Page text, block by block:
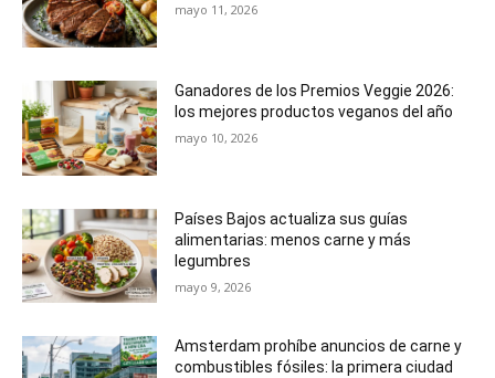
mayo 11, 2026
Ganadores de los Premios Veggie 2026:
los mejores productos veganos del año
mayo 10, 2026
Países Bajos actualiza sus guías
alimentarias: menos carne y más
legumbres
mayo 9, 2026
Amsterdam prohíbe anuncios de carne y
combustibles fósiles: la primera ciudad